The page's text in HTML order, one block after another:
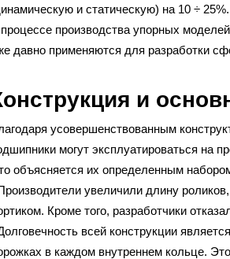
и статическую) на 10 ÷ 25%.
производства упорных
давно применяются для разработки
и
усовершенствованным
могут эксплуатироваться на
объясняется их определенным
увеличили длину
Кроме того, разработчики
всей конструкции
в каждом внутреннем кольце.